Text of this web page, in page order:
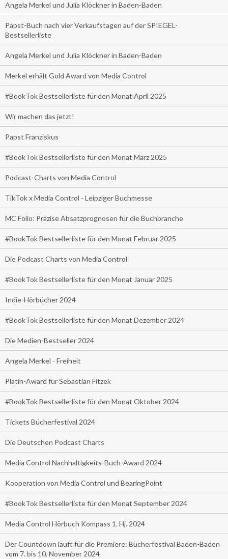
Angela Merkel und Julia Klöckner in Baden-Baden
Papst-Buch nach vier Verkaufstagen auf der SPIEGEL-
Bestsellerliste
Angela Merkel und Julia Klöckner in Baden-Baden
Merkel erhält Gold Award von Media Control
#BookTok Bestsellerliste für den Monat April 2025
Wir machen das jetzt!
Papst Franziskus
#BookTok Bestsellerliste für den Monat März 2025
Podcast-Charts von Media Control
TikTok x Media Control - Leipziger Buchmesse
MC Folio: Präzise Absatzprognosen für die Buchbranche
#BookTok Bestsellerliste für den Monat Februar 2025
Die Podcast Charts von Media Control
#BookTok Bestsellerliste für den Monat Januar 2025
Indie-Hörbücher 2024
#BookTok Bestsellerliste für den Monat Dezember 2024
Die Medien-Bestseller 2024
Angela Merkel - Freiheit
Platin-Award für Sebastian Fitzek
#BookTok Bestsellerliste für den Monat Oktober 2024
Tickets Bücherfestival 2024
Die Deutschen Podcast Charts
Media Control Nachhaltigkeits-Buch-Award 2024
Kooperation von Media Control und BearingPoint
#BookTok Bestsellerliste für den Monat September 2024
Media Control Hörbuch Kompass 1. Hj. 2024
Der Countdown läuft für die Premiere: Bücherfestival Baden-Baden
vom 7. bis 10. November 2024